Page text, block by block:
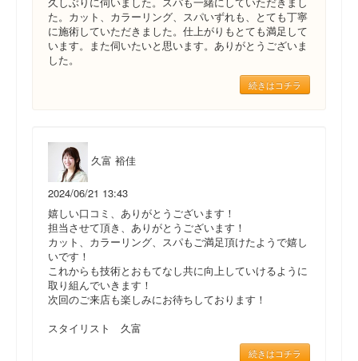
た。カット、カラーリング、スパいずれも、とても丁寧
に施術していただきました。仕上がりもとても満足して
います。また伺いたいと思います。ありがとうございま
した。
続きはコチラ
久富 裕佳
2024/06/21 13:43
嬉しい口コミ、ありがとうございます！
担当させて頂き、ありがとうございます！
カット、カラーリング、スパもご満足頂けたようで嬉し
いです！
これからも技術とおもてなし共に向上していけるように
取り組んでいきます！
次回のご来店も楽しみにお待ちしております！
スタイリスト 久富
続きはコチラ